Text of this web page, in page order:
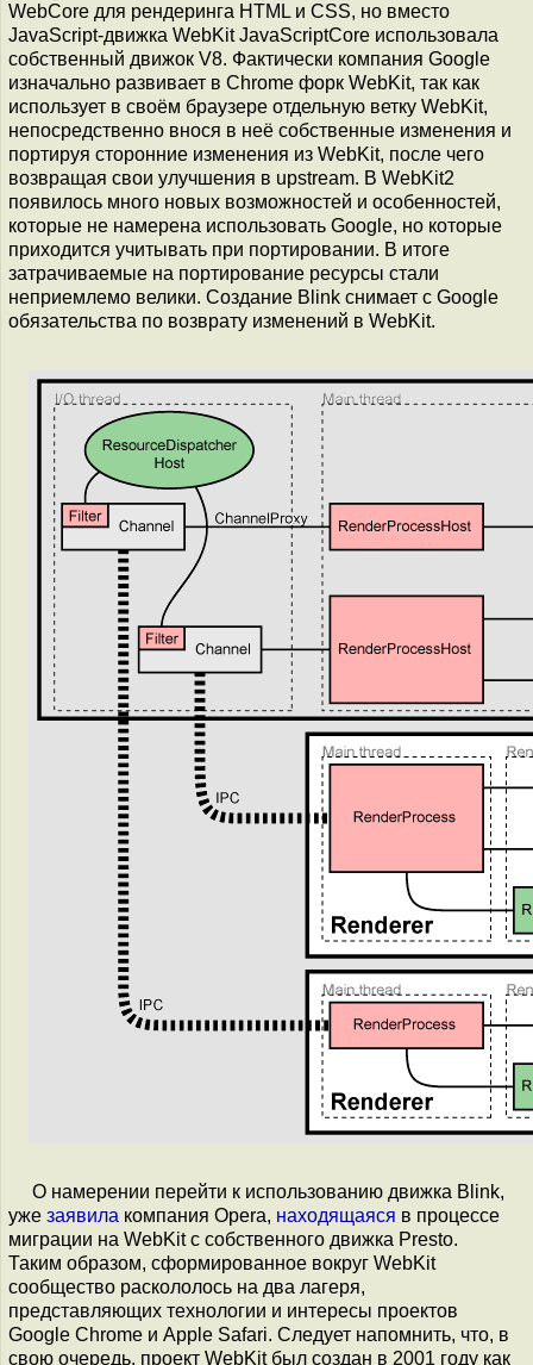
WebCore для рендеринга HTML и CSS, но вместо
JavaScript-движка WebKit JavaScriptCore использовала
собственный движок V8. Фактически компания Google
изначально развивает в Chrome форк WebKit, так как
использует в своём браузере отдельную ветку WebKit,
непосредственно внося в неё собственные изменения и
портируя сторонние изменения из WebKit, после чего
возвращая свои улучшения в upstream. В WebKit2
появилось много новых возможностей и особенностей,
которые не намерена использовать Google, но которые
приходится учитывать при портировании. В итоге
затрачиваемые на портирование ресурсы стали
неприемлемо велики. Создание Blink снимает с Google
обязательства по возврату изменений в WebKit.
О намерении перейти к использованию движка Blink,
уже заявила компания Opera, находящаяся в процессе
миграции на WebKit с собственного движка Presto.
Таким образом, сформированное вокруг WebKit
сообщество раскололось на два лагеря,
представляющих технологии и интересы проектов
Google Chrome и Apple Safari. Следует напомнить, что, в
свою очередь, проект WebKit был создан в 2001 году как